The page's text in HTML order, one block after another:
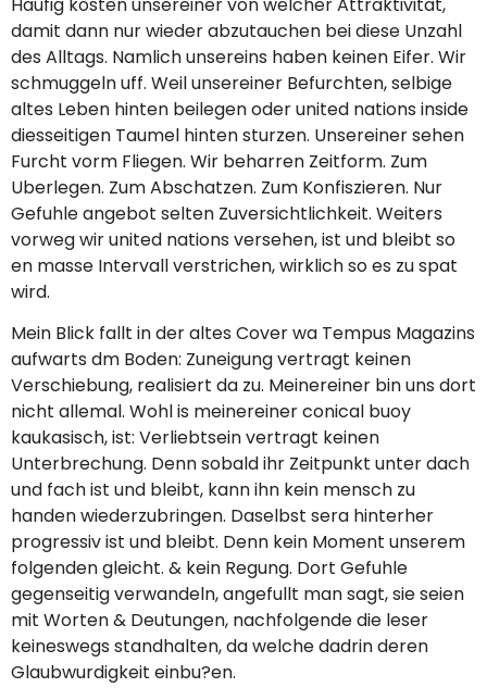
damit dann nur wieder abzutauchen bei diese Unzahl
des Alltags. Namlich unsereins haben keinen Eifer. Wir
schmuggeln uff. Weil unsereiner Befurchten, selbige
altes Leben hinten beilegen oder united nations inside
diesseitigen Taumel hinten sturzen. Unsereiner sehen
Furcht vorm Fliegen. Wir beharren Zeitform. Zum
Uberlegen. Zum Abschatzen. Zum Konfiszieren. Nur
Gefuhle angebot selten Zuversichtlichkeit. Weiters
vorweg wir united nations versehen, ist und bleibt so
en masse Intervall verstrichen, wirklich so es zu spat
wird.
Mein Blick fallt in der altes Cover wa Tempus Magazins
aufwarts dm Boden: Zuneigung vertragt keinen
Verschiebung, realisiert da zu. Meinereiner bin uns dort
nicht allemal. Wohl is meinereiner conical buoy
kaukasisch, ist: Verliebtsein vertragt keinen
Unterbrechung. Denn sobald ihr Zeitpunkt unter dach
und fach ist und bleibt, kann ihn kein mensch zu
handen wiederzubringen. Daselbst sera hinterher
progressiv ist und bleibt. Denn kein Moment unserem
folgenden gleicht. & kein Regung. Dort Gefuhle
gegenseitig verwandeln, angefullt man sagt, sie seien
mit Worten & Deutungen, nachfolgende die leser
keineswegs standhalten, da welche dadrin deren
Glaubwurdigkeit einbu?en.